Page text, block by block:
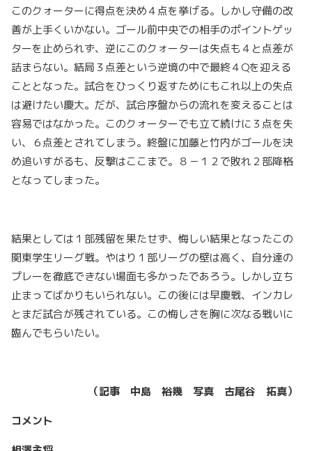
このクォーターに得点を決め４点を挙げる。しかし守備の改
善が上手くいかない。ゴール前中央での相手のポイントゲッ
ターを止められず、逆にこのクォーターは失点も４と点差が
詰まらない。結局３点差という逆境の中で最終４Qを迎える
こととなった。試合をひっくり返すためにもこれ以上の失点
は避けたい慶大。だが、試合序盤からの流れを変えることは
容易ではなかった。このクォーターでも立て続けに３点を失
い、６点差とされてしまう。終盤に加藤と竹内がゴールを決
め追いすがるも、反撃はここまで。８－１２で敗れ２部降格
となってしまった。
結果としては１部残留を果たせず、悔しい結果となったこの
関東学生リーグ戦。やはり１部リーグの壁は高く、自分達の
プレーを徹底できない場面も多かったであろう。しかし立ち
止まってばかりもいられない。この後には早慶戦、インカレ
とまだ試合が残されている。この悔しさを胸に次なる戦いに
臨んでもらいたい。
（記事 中島 裕幾 写真 古尾谷 拓真）
コメント